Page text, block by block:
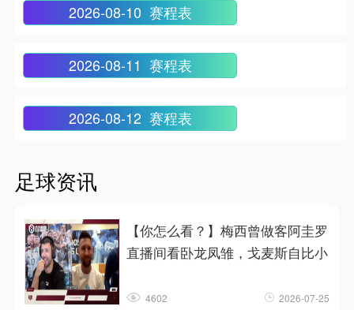
2026-08-10 赛程表
2026-08-11 赛程表
2026-08-12 赛程表
足球资讯
【你怎么看？】梅西曾做客阿圭罗
直播间看卧龙凤雏，戈麦斯自比小
4602 2026-07-25